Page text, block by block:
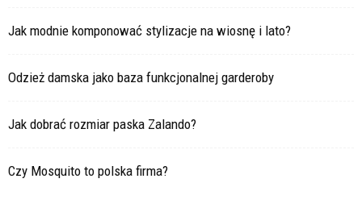
Jak modnie komponować stylizacje na wiosnę i lato?
Odzież damska jako baza funkcjonalnej garderoby
Jak dobrać rozmiar paska Zalando?
Czy Mosquito to polska firma?